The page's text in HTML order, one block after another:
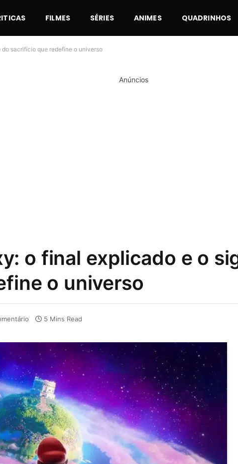
FILMES SÉRIES ANIMES QUADRINHOS
sacrifício que redefine o universo
Anúncios
o final explicado e o
o universo
5 Mins Read